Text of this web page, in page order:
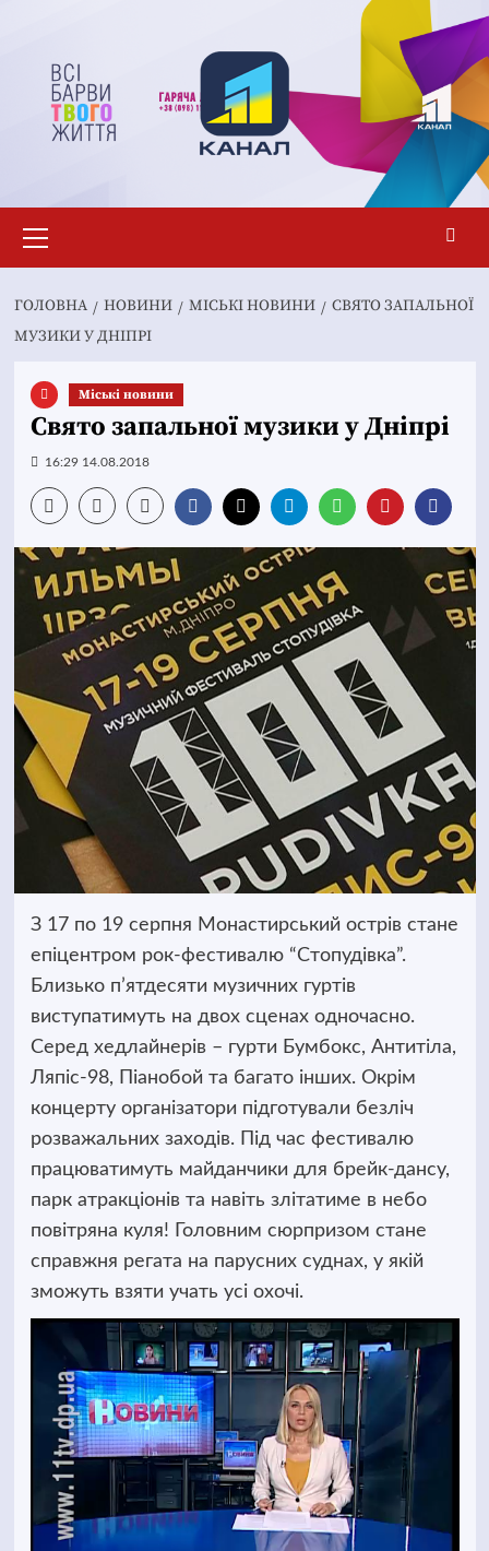
вмісту
меню
ГОЛОВНА НОВИНИ MІСЬКІ НОВИНИ
СВЯТО ЗАПАЛЬНОЇ
МУЗИКИ У ДНІПРІ
Mіські новини
Свято запальної музики у Дніпрі
16:29 14.08.2018
З 17 по 19 серпня Монастирський острів стане
епіцентром рок-фестивалю “Стопудівка”.
Близько п’ятдесяти музичних гуртів
виступатимуть на двох сценах одночасно.
Серед хедлайнерів – гурти Бумбокс, Антитіла,
Ляпіс-98, Піанобой та багато інших. Окрім
концерту організатори підготували безліч
розважальних заходів. Під час фестивалю
працюватимуть майданчики для брейк-дансу,
парк атракціонів та навіть злітатиме в небо
повітряна куля! Головним сюрпризом стане
справжня регата на парусних суднах, у якій
зможуть взяти учать усі охочі.
Відеопрогравач